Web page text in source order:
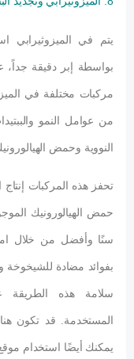
يتم في الميزوثيرابي
بواسطة إبر دقيقة
مركبات مختلفة في
من عوامل النمو
النووية وحمض
تحفز هذه المركبات إنتاج
حمض الهيالورونيك
سنًا وأفضل من خلال
بفوائد مضادة للشيخوخة
سلامة هذه الطريقة
المستخدمة. قد تكون
يمكنك أيضًا استخدام